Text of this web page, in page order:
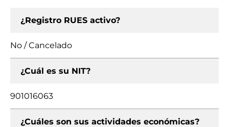
¿Registro RUES activo?
No / Cancelado
¿Cuál es su NIT?
901016063
¿Cuáles son sus actividades económicas?